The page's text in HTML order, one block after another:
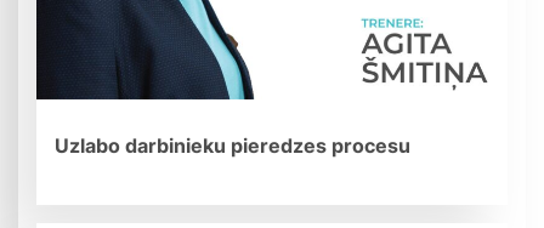
Uzlabo darbinieku pieredzes procesu